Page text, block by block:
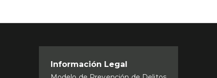
Información Legal